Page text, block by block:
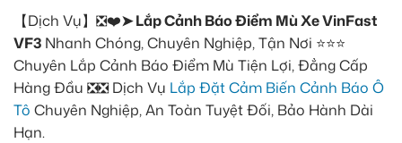
【Dịch Vụ】❎❤️➤ Lắp Cảnh Báo Điểm Mù Xe VinFast
VF3 Nhanh Chóng, Chuyên Nghiệp, Tận Nơi ⭐⭐⭐
Chuyên Lắp Cảnh Báo Điểm Mù Tiện Lợi, Đẳng Cấp
Hàng Đầu ❎❎ Dịch Vụ Lắp Đặt Cảm Biến Cảnh Báo Ô
Tô Chuyên Nghiệp, An Toàn Tuyệt Đối, Bảo Hành Dài
Hạn.